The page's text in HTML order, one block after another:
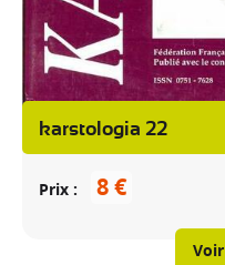
karstologia 22
Prix 8 €